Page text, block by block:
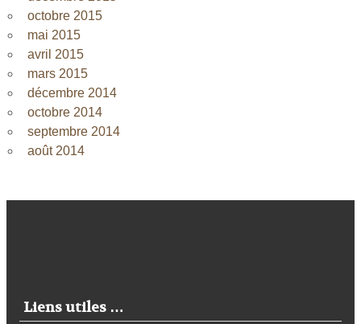
octobre 2015
mai 2015
avril 2015
mars 2015
décembre 2014
octobre 2014
septembre 2014
août 2014
Liens utiles …